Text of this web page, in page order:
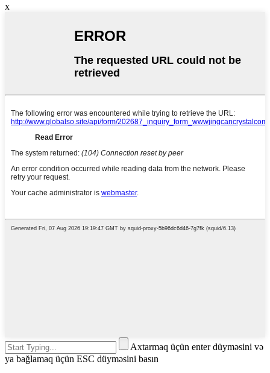
x
Axtarmaq üçün enter düyməsini və
ya bağlamaq üçün ESC düyməsini basın